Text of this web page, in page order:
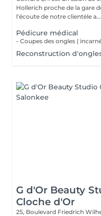
Hollerich proche de la gare de
l'écoute de notre clientèle a...
Pédicure médical
Reconstruction
G d'Or Beauty
Cloche d'Or
25, Boulevard Friedrich